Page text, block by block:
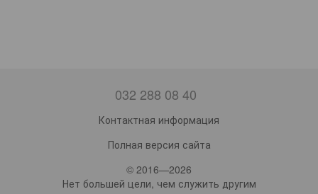
032 288 08 40
Контактная информация
Полная версия сайта
© 2016—2026
Нет большей цели, чем служить другим